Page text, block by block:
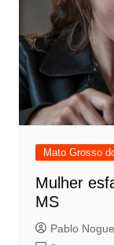
Mato Grosso
Mulher
MS
Pablo